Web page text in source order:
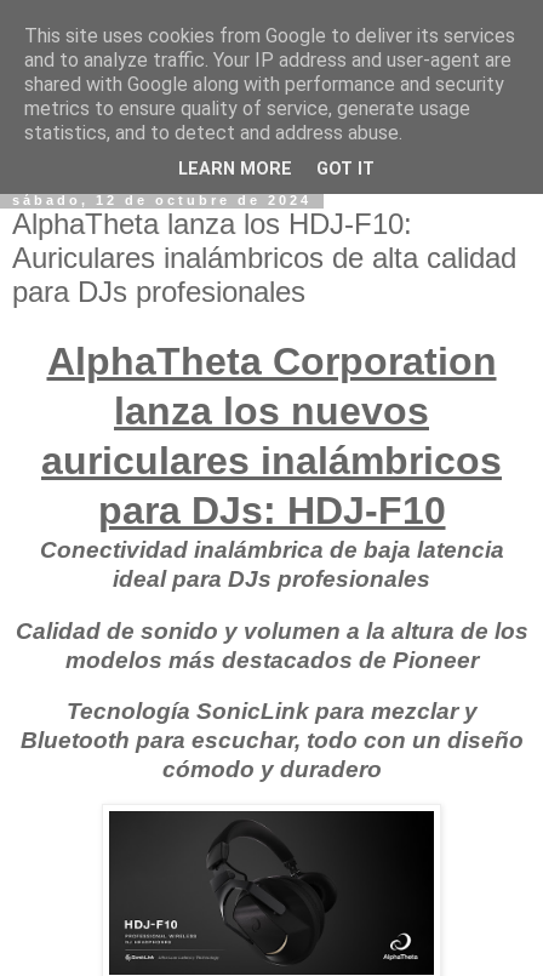
sábado, 12 de octubre de 2024
AlphaTheta lanza los HDJ-F10:
Auriculares inalámbricos de alta calidad
para DJs profesionales
AlphaTheta Corporation
lanza los nuevos
auriculares inalámbricos
para DJs: HDJ-F10
Conectividad inalámbrica de baja latencia
ideal para DJs profesionales
Calidad de sonido y volumen a la altura de los
modelos más destacados de Pioneer
Tecnología SonicLink para mezclar y
Bluetooth para escuchar, todo con un diseño
cómodo y duradero
This site uses cookies from Google to deliver its services
and to analyze traffic. Your IP address and user-agent are
shared with Google along with performance and security
metrics to ensure quality of service, generate usage
statistics, and to detect and address abuse.
LEARN MORE GOT IT